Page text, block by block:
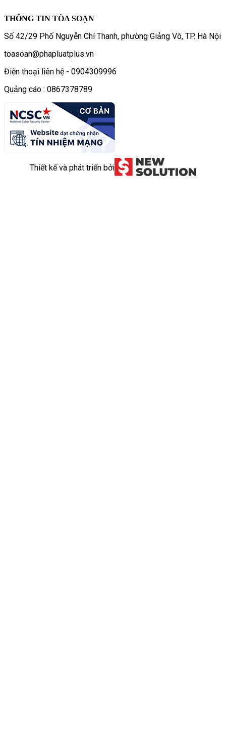
THÔNG TIN TÒA SOẠN
Số 42/29 Phố Nguyễn Chí Thanh, phường Giảng Võ, TP. Hà Nội
toasoan@phapluatplus.vn
Điện thoại liên hệ - 0904309996
Quảng cáo : 0867378789
Thiết kế và phát triển bởi